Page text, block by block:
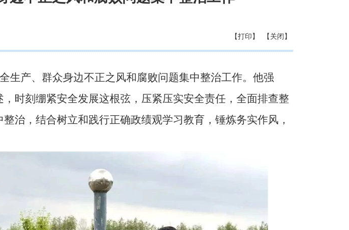
【打印】 【关闭】
产、群众身边不正之风和腐败问题集中整治工作。他强
时刻绷紧安全发展这根弦，压紧压实安全责任，全面排查整
治，结合树立和践行正确政绩观学习教育，锤炼务实作风，